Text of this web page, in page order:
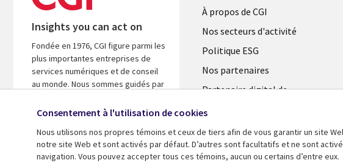
Insights you can act on
Fondée en 1976, CGI figure parmi les
plus importantes entreprises de
services numériques et de conseil
au monde. Nous sommes guidés par
d’accélérer le rendement de vos
A propos de CGI
Useful
links
FRANCE
À propos de CGI
Nos secteurs d'activité
Politique ESG
Nos partenaires
Partenaire digital de
Fusions
Consentement à l'utilisation de cookies
Nous utilisons nos propres témoins et ceux de tiers afin de vous garantir un site
notre site Web et sont activés par défaut. D’autres sont facultatifs et ne sont
navigation. Vous pouvez accepter tous ces témoins, aucun ou certains d’entre eux.